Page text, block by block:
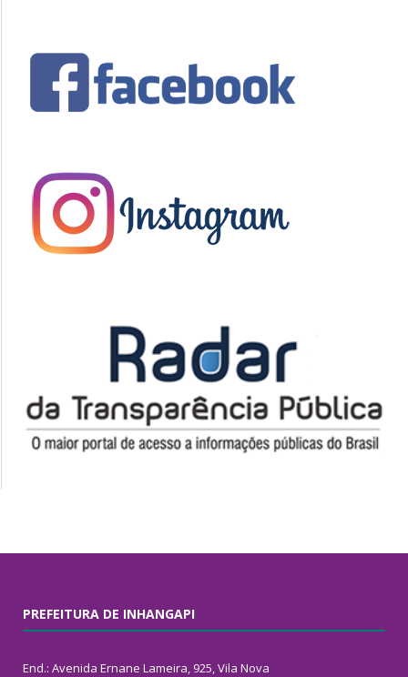
PREFEITURA DE INHANGAPI
End.: Avenida Ernane Lameira, 925, Vila Nova